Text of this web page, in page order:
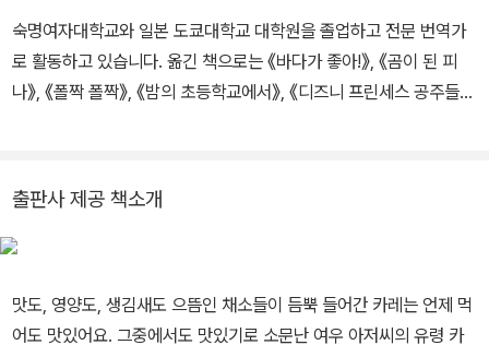
숙명여자대학교와 일본 도쿄대학교 대학원을 졸업하고 전문 번역가
로 활동하고 있습니다. 옮긴 책으로는 《바다가 좋아!》, 《곰이 된 피
나》, 《폴짝 폴짝》, 《밤의 초등학교에서》, 《디즈니 프린세스 공주들의
출판사 제공 책소개
맛도, 영양도, 생김새도 으뜸인 채소들이 듬뿍 들어간 카레는 언제 먹
어도 맛있어요. 그중에서도 맛있기로 소문난 여우 아저씨의 유령 카